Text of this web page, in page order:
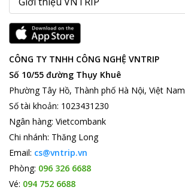
CÔNG TY TNHH CÔNG NGHỆ VNTRIP
Số 10/55 đường Thụy Khuê
Phường Tây Hồ, Thành phố Hà Nội, Việt Nam
Số tài khoản: 1023431230
Ngân hàng: Vietcombank
Chi nhánh: Thăng Long
Email: cs@vntrip.vn
Phòng: 096 326 6688
Vé: 094 752 6688